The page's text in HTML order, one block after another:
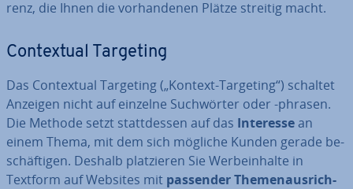
renz, die Ihnen die vor­han­de­nen Plätze streitig macht.
Con­tex­tu­al Targeting
Das Con­tex­tu­al Targeting („Kontext-Targeting“) schaltet
Anzeigen nicht auf einzelne Such­wör­ter oder -phrasen.
Die Methode setzt statt­des­sen auf das Interessean
einem Thema, mit dem sich mögliche Kunden gerade be­
schäf­ti­gen. Deshalb plat­zie­ren Sie Wer­b­e­inhal­te in
Textform auf Websites mit passender The­men­aus­rich­